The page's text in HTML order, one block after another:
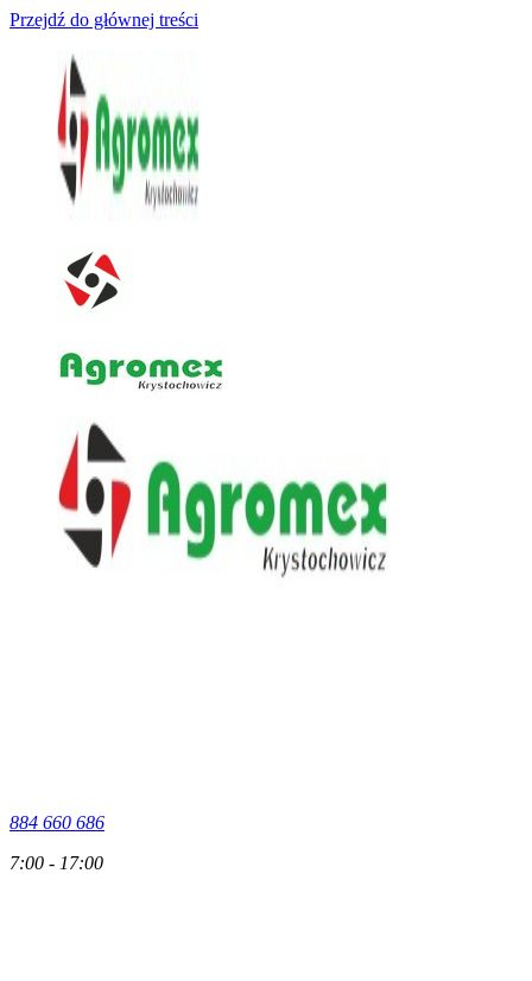
Przejdź do głównej treści
884 660 686
7:00 - 17:00